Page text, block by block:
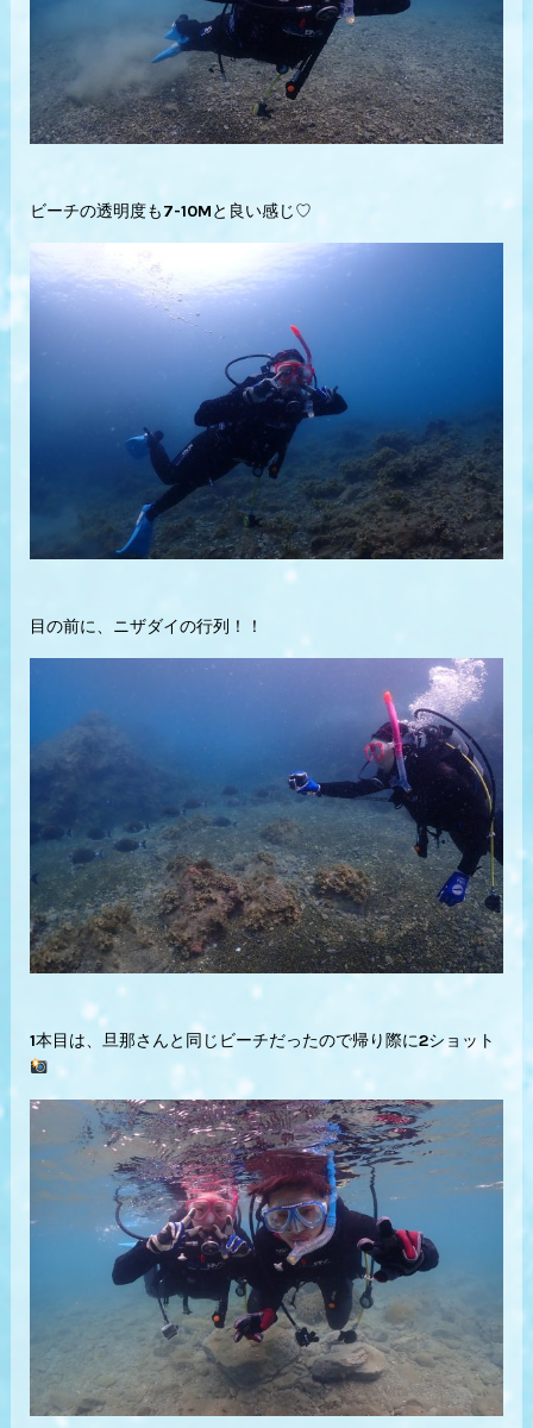
ビーチの透明度も7-10Mと良い感じ♡
目の前に、ニザダイの行列！！
1本目は、旦那さんと同じビーチだったので帰り際に2ショット